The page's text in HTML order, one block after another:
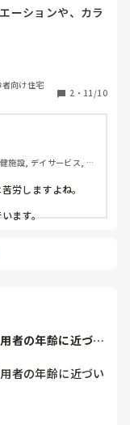
ーションや、カラ
対策の為、今まで
ものを試行錯誤し
ものの、非常に重
ますか？
向け住宅
2 ・ 11/10
施設, デイサービス, 病
労しますよね。
ます。
者の年齢に近づい
者の年齢に近づい
まで、